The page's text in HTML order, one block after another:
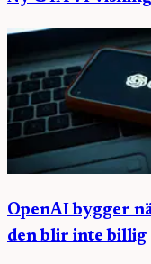
OpenAI bygger
den blir inte billig